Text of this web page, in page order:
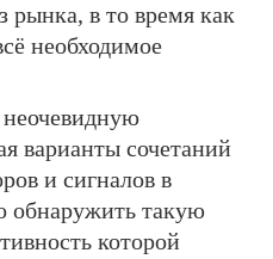
рынка, в то время как
необходимое
варианты сочетаний
и сигналов в
обнаружить такую
которой